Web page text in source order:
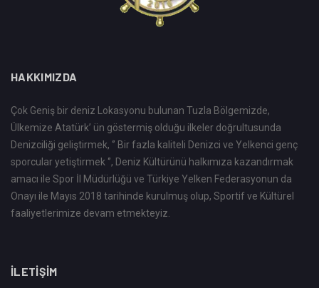
HAKKIMIZDA
Çok Geniş bir deniz Lokasyonu bulunan Tuzla Bölgemizde,
Ülkemize Atatürk’ ün göstermiş olduğu ilkeler doğrultusunda
Denizciliği geliştirmek, ‘’ Bir fazla kaliteli Denizci ve Yelkenci genç
sporcular yetiştirmek ‘’, Deniz Kültürünü halkımıza kazandırmak
amacı ile Spor İl Müdürlüğü ve Türkiye Yelken Federasyonun da
Onayı ile Mayıs 2018 tarihinde kurulmuş olup, Sportif ve Kültürel
faaliyetlerimize devam etmekteyiz.
İLETIŞIM